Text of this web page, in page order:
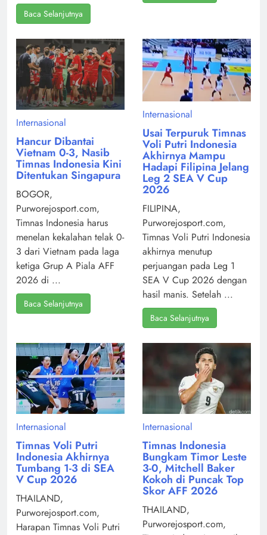
Baca Selanjutnya
Internasional
Hancur Dibantai
Vietnam 0-3, Nasib
Timnas Indonesia Kini
Ditentukan Singapura
BOGOR,
Purworejosport.com,
Timnas Indonesia harus
menelan kekalahan telak 0-
3 dari Vietnam pada laga
ketiga Grup A Piala AFF
2026 di ...
Baca Selanjutnya
Internasional
Usai Terpuruk Timnas
Voli Putri Indonesia
Akhirnya Mampu
Hadapi Filipina Jelang
Leg 2 SEA V Cup
2026
FILIPINA,
Purworejosport.com,
Timnas Voli Putri Indonesia
akhirnya menutup
perjuangan pada Leg 1
SEA V Cup 2026 dengan
hasil manis. Setelah ...
Baca Selanjutnya
Internasional
Timnas Voli Putri
Indonesia Akhirnya
Tumbang 1-3 di SEA
V Cup 2026
THAILAND,
Purworejosport.com,
Harapan Timnas Voli Putri
Internasional
Timnas Indonesia
Bungkam Timor Leste
3-0, Mitchell Baker
Kokoh di Puncak Top
Skor AFF 2026
THAILAND,
Purworejosport.com,